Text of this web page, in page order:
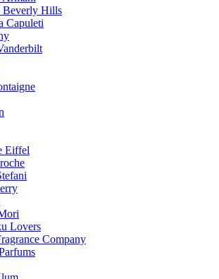
Beverly Hills
Capuleti
Eiffel
Lovers
Company